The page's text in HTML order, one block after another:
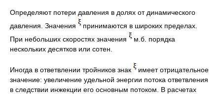
Определяют потери давления в долях от динамического
давления. Значения
принимаются в широких пределах.
При небольших скоростях значения
м.б. порядка
нескольких десятков или сотен.
Иногда в ответвлении тройников знак
имеет отрицательное
значение: увеличение удельной энергии потока ответвления
в следствии инжекции его основным потоком. В расчетах